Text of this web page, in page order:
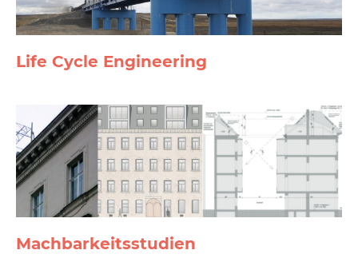
Life Cycle Engineering
Machbarkeits­studien